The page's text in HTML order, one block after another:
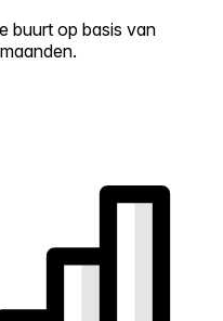
buurt op basis van